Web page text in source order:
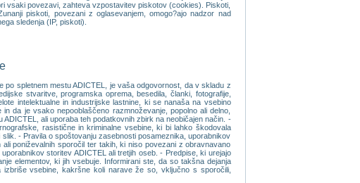
vsaki povezavi, zahteva vzpostavitev piskotov (cookies). Piskoti,
piskoti, povezani z oglasevanjem, omogo?ajo nadzor nad
sledenja (IP, piskoti).
spletnem mestu ADICTEL, je vaša odgovornost, da v skladu z
stvaritve, programska oprema, besedila, članki, fotografije,
intelektualne in industrijske lastnine, ki se nanaša na vsebino
da je vsako nepooblaščeno razmnoževanje, popolno ali delno,
ali uporaba teh podatkovnih zbirk na neobičajen način. -
rasistične in kriminalne vsebine, ki bi lahko škodovala
- Pravila o spoštovanju zasebnosti posameznika, uporabnikov
poniževalnih sporočil ter takih, ki niso povezani z obravnavano
storitev ADICTEL ali tretjih oseb. - Predpise, ki urejajo
elementov, ki jih vsebuje. Informirani ste, da so takšna dejanja
vsebine, kakršne koli narave že so, vključno s sporočili,